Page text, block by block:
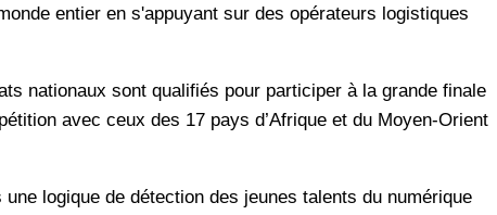
entier en s'appuyant sur des opérateurs logistiques
nationaux sont qualifiés pour participer à la grande finale
avec ceux des 17 pays d’Afrique et du Moyen-Orient
logique de détection des jeunes talents du numérique